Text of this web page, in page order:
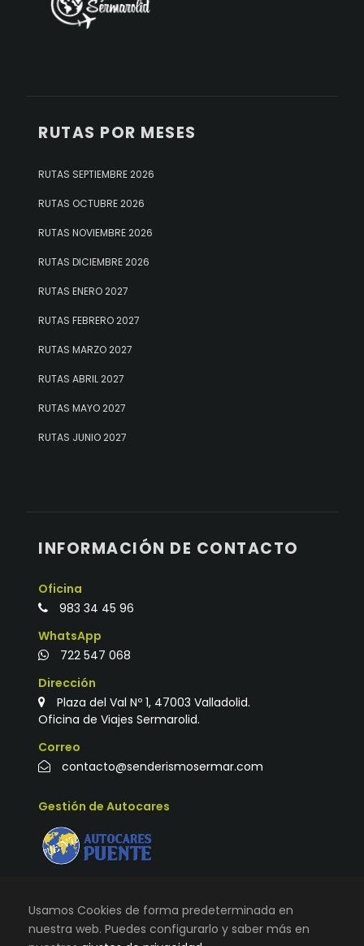
RUTAS POR MESES
RUTAS SEPTIEMBRE 2026
RUTAS OCTUBRE 2026
RUTAS NOVIEMBRE 2026
RUTAS DICIEMBRE 2026
RUTAS ENERO 2027
RUTAS FEBRERO 2027
RUTAS MARZO 2027
RUTAS ABRIL 2027
RUTAS MAYO 2027
RUTAS JUNIO 2027
INFORMACIÓN DE CONTACTO
Oficina
983 34 45 96
WhatsApp
722 547 068
Dirección
Plaza del Val Nº 1, 47003 Valladolid.
Oficina de Viajes Sermarolid.
Correo
contacto@senderismosermar.com
Gestión de Autocares
Usamos Cookies de forma predeterminada en
nuestra web. Puedes configurarlo y saber más en